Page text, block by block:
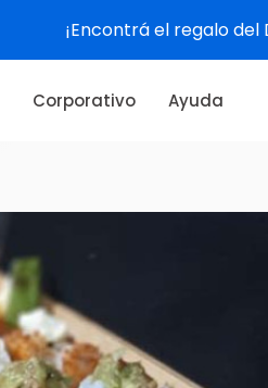
¡Encontrá el regalo del
Corporativo Ayuda